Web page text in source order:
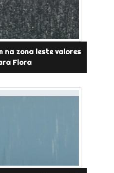
na zona leste valores
Flora